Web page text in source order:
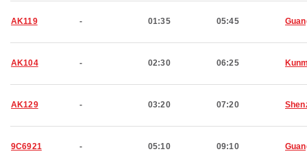
AK119 - 01:35 05:45
AK104 - 02:30 06:25
AK129 - 03:20 07:20
9C6921 - 05:10 09:10